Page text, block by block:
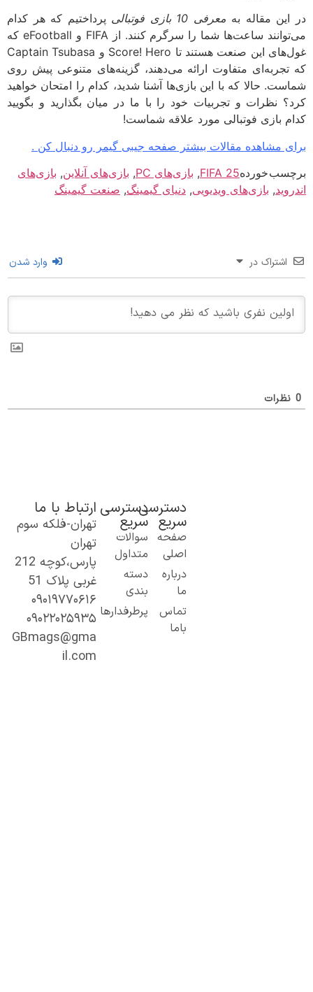
مقاله بهمعرفی 10 بازی فوتبالی
پرداختیم که هر کدام
می‌توانند ساعت‌ها شما را سرگرم کنند. از FIFA و eFootball که
غول‌های این صنعت هستند تا Score! Hero و Captain Tsubasa
متفاوت ارائه می‌دهند، گزینه‌های متنوعی پیش روی
حالا که با این بازی‌ها آشنا شدید، کدام را امتحان خواهید
نظرات و تجربیات خود را با ما در میان بگذارید و بگویید
بازی فوتبالی مورد علاقه شماست!
مشاهده مقالات بیشتر صفحه جیبی گیمر رو دنبال کن .
خوردهFIFA 25
,بازی‌های PC , بازی‌های آنلاین,بازی‌های
, بازی‌های ویدیویی,دنیای گیمینگ,صنعت گیمینگ
اشتراک در وارد شدن
دسترسی
سریع
صفحه
اصلی
درباره
تماس
دسترسی
سریع
سوالات
متداول
دسته
بندی
پرطرفدارها
ارتباط با ما
تهران-فلکه سوم
تهران
پارس،کوچه 212
غربی پلاک 51
۰۹۰۱۹۷۷۰۶۱۶
۰۹۰۲۲۰۲۵۹۳۵
GBmags@gma
il.com